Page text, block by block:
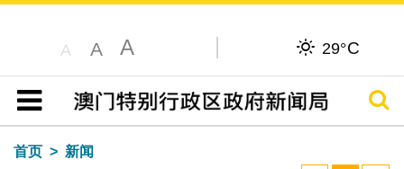
A A A 29°C
目录
搜寻
首页
新闻